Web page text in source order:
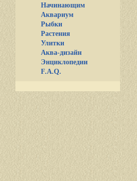
Начинающим
Аквариум
Рыбки
Растения
Улитки
Аква-дизайн
Энциклопедии
F.A.Q.